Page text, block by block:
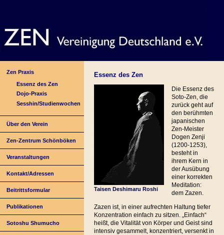
Zen Praxis
Essenz des Zen
Dojo-Praxis
Sesshin/Studienwochen
Über den Verein
Zen-Zentrum Schönböken
Veranstaltungen
Kontakt/Adressen
Beitrittsformular
Publikationen
Sotoshu Shumucho
Essenz des Zen
Taisen Deshimaru Roshi
Die Essenz des
Soto-Zen, die
zurück geht auf
den berühmten
japanischen
Zen-Meister
Dogen Zenji
(1200-1253),
besteht in
ihrem Kern in
der Ausübung
einer korrekten
Meditation:
dem Zazen.
Zazen ist, in einer aufrechten Haltung tiefer
Konzentration einfach zu sitzen. „Einfach“
heißt, die Vitalität von Körper und Geist sind
intensiv gesammelt, konzentriert, versenkt in